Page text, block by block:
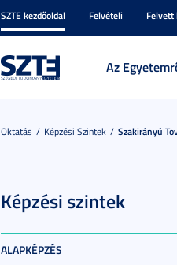
SZTE kezdőoldal Felvételi
Az
Oktatás Képzési Szintek Szakirányú
Képzési szintek
ALAPKÉPZÉS